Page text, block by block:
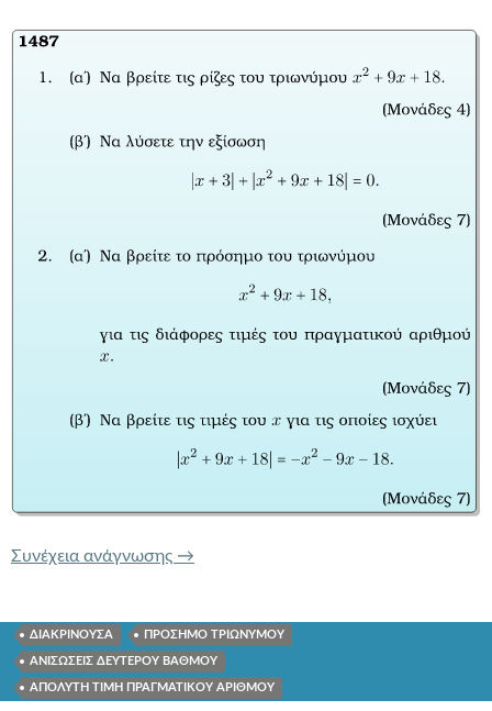
Συνέχεια ανάγνωσης ΤΡΑΠΕΖΑ ΘΕΜΑΤΩΝ 1487
→
ΔΙΑΚΡΙΝΟΥΣΑ ΠΡΟΣΗΜΟ ΤΡΙΩΝΥΜΟΥ
ΑΝΙΣΩΣΕΙΣ ΔΕΥΤΕΡΟΥ ΒΑΘΜΟΥ
ΑΠΟΛΥΤΗ ΤΙΜΗ ΠΡΑΓΜΑΤΙΚΟΥ ΑΡΙΘΜΟΥ